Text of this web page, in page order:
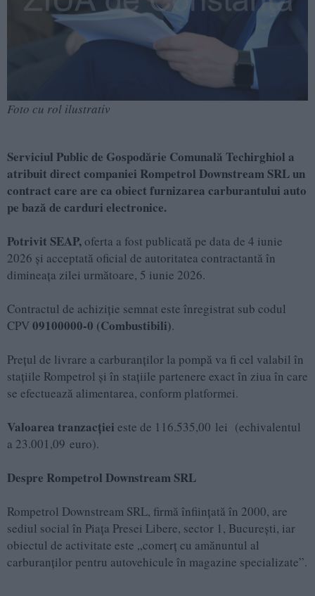
Foto cu rol ilustrativ
Serviciul Public de Gospodărie Comunală Techirghiol a
atribuit direct companiei Rompetrol Downstream SRL un
contract care are ca obiect furnizarea carburantului auto
pe bază de carduri electronice.
Potrivit SEAP,oferta a fost publicată pe data de 4 iunie
2026 și acceptată oficial de autoritatea contractantă în
dimineața zilei următoare, 5 iunie 2026.
Contractul de achiziție semnat este înregistrat sub codul
CPV 09100000-0 (Combustibili).
Prețul de livrare a carburanților la pompă va fi cel valabil în
stațiile Rompetrol și în stațiile partenere exact în ziua în care
se efectuează alimentarea, conform platformei.
Valoarea tranzacției este de 116.535,00 lei (echivalentul
a 23.001,09 euro).
Despre Rompetrol Downstream SRL
Rompetrol Downstream SRL, firmă înființată în 2000, are
sediul social în Piața Presei Libere, sector 1, București, iar
obiectul de activitate este „comerț cu amănuntul al
carburanților pentru autovehicule în magazine specializate”.